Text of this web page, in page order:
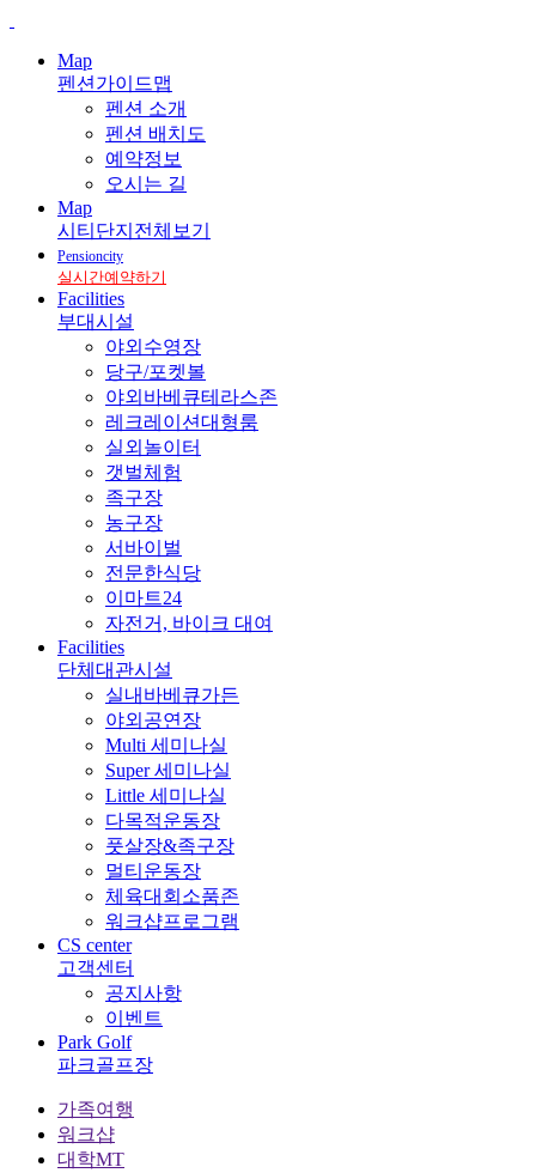
Map
펜션가이드맵
펜션 소개
펜션 배치도
예약정보
오시는 길
Map
시티단지전체보기
Pensioncity
실시간예약하기
Facilities
부대시설
야외수영장
당구/포켓볼
야외바베큐테라스존
레크레이션대형룸
실외놀이터
갯벌체험
족구장
농구장
서바이벌
전문한식당
이마트24
자전거, 바이크 대여
Facilities
단체대관시설
실내바베큐가든
야외공연장
Multi 세미나실
Super 세미나실
Little 세미나실
다목적운동장
풋살장&족구장
멀티운동장
체육대회소품존
워크샵프로그램
CS center
고객센터
공지사항
이벤트
Park Golf
파크골프장
가족여행
워크샵
대학MT